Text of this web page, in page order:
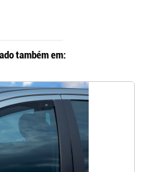
também em: